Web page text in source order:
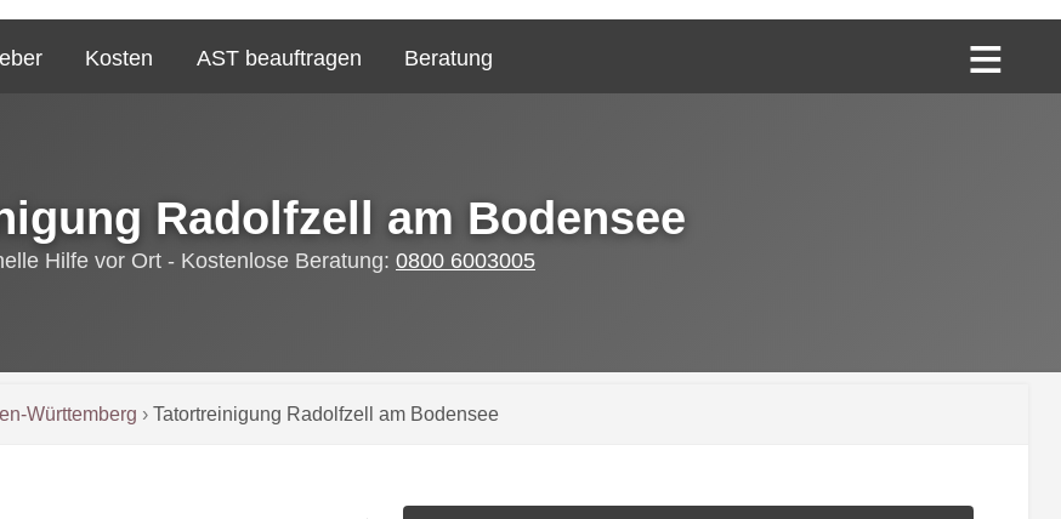
Kosten AST beauftragen Beratung
Radolfzell am Bodensee
Hilfe vor Ort - Kostenlose Beratung: 0800 6003005
Württemberg › Tatortreinigung Radolfzell am Bodensee